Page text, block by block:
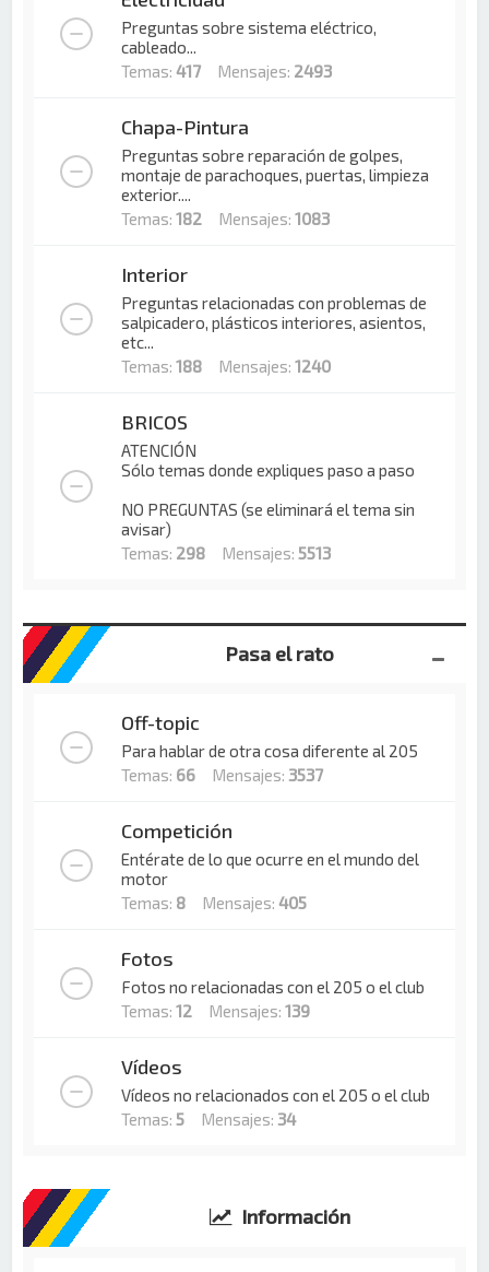
Preguntas sobre sistema eléctrico,
cableado...
Temas:417 Mensajes: 2493
Chapa-Pintura
Preguntas sobre reparación de golpes,
montaje de parachoques, puertas, limpieza
exterior....
Temas:182 Mensajes:1083
Interior
Preguntas relacionadas con problemas de
salpicadero, plásticos interiores, asientos,
etc...
Temas:188 Mensajes:1240
BRICOS
ATENCIÓN
Sólo temas donde expliques paso a paso
NO PREGUNTAS (se eliminará el tema sin
avisar)
Temas: 298 Mensajes:5513
Pasa el rato
Off-topic
Para hablar de otra cosa diferente al 205
Temas: 66 Mensajes: 3537
Competición
Entérate de lo que ocurre en el mundo del
motor
Temas: 8 Mensajes:405
Fotos
Fotos no relacionadas con el 205 o el club
Temas:12 Mensajes:139
Vídeos
Vídeos no relacionados con el 205 o el club
Temas:5 Mensajes: 34
Información